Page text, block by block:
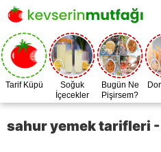
Tarif Küpü
Soğuk
İçecekler
Bugün Ne
Pişirsem?
sahur yemek tarifleri -